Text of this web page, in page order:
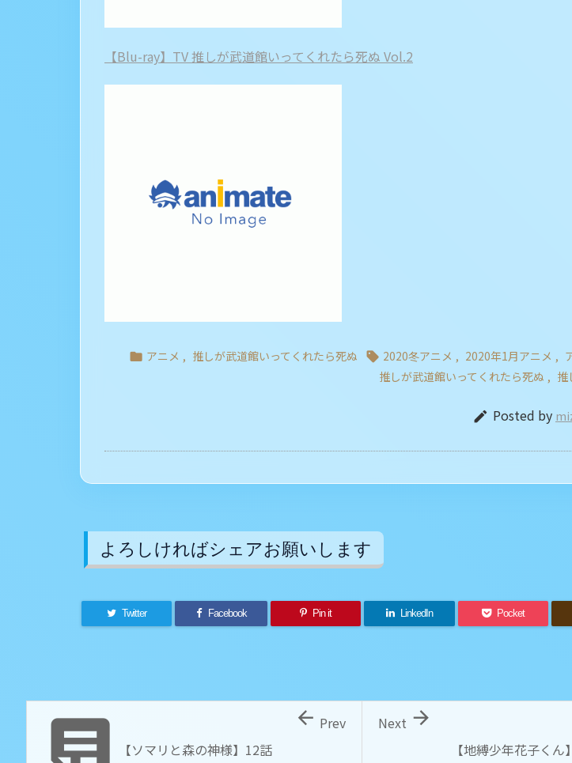
【Blu-ray】TV 推しが武道館いってくれたら死ぬ Vol.2
 アニメ , 推しが武道館いってくれたら死ぬ  2020冬アニメ , 2020年1月アニメ ,
推しが武道館いってくれたら死ぬ , 推
 Posted by
よろしければシェアお願いします
Twitter Facebook Pin it LinkedIn Pocket
【地縛少年花子くん

Next
 【ソマリと森の神様】12話
 Prev